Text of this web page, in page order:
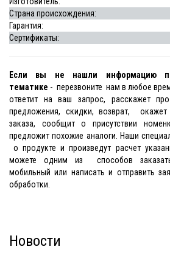
Страна происхождения:
Гарантия:
Сертификаты:
Если вы не нашли информацию
тематике - перезвоните нам в любое
ответит на ваш запрос, расскажет
предложения, скидки, возврат,
заказа, сообщит о присутствии
предложит похожие аналоги. Наши
о продукте и произведут расчет
можете одним из способов
мобильный или написать и отправить
обработки.
Новости